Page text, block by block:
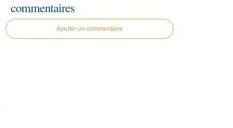
commentaires
Ajouter un commentaire